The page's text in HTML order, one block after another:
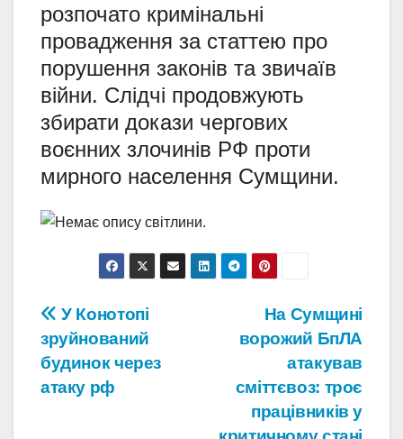
розпочато кримінальні
провадження за статтею про
порушення законів та звичаїв
війни. Слідчі продовжують
збирати докази чергових
воєнних злочинів РФ проти
мирного населення Сумщини.
Навігація
записів
На Сумщині
ворожий БпЛА
атакував
сміттєвоз: троє
працівників у
У Конотопі
зруйнований
будинок через
атаку рф